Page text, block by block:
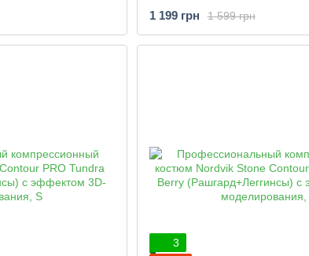
1 599 грн
1 199 грн
3